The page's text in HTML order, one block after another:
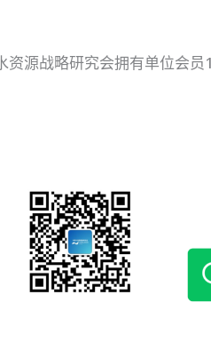
资源战略研究会拥有单位会